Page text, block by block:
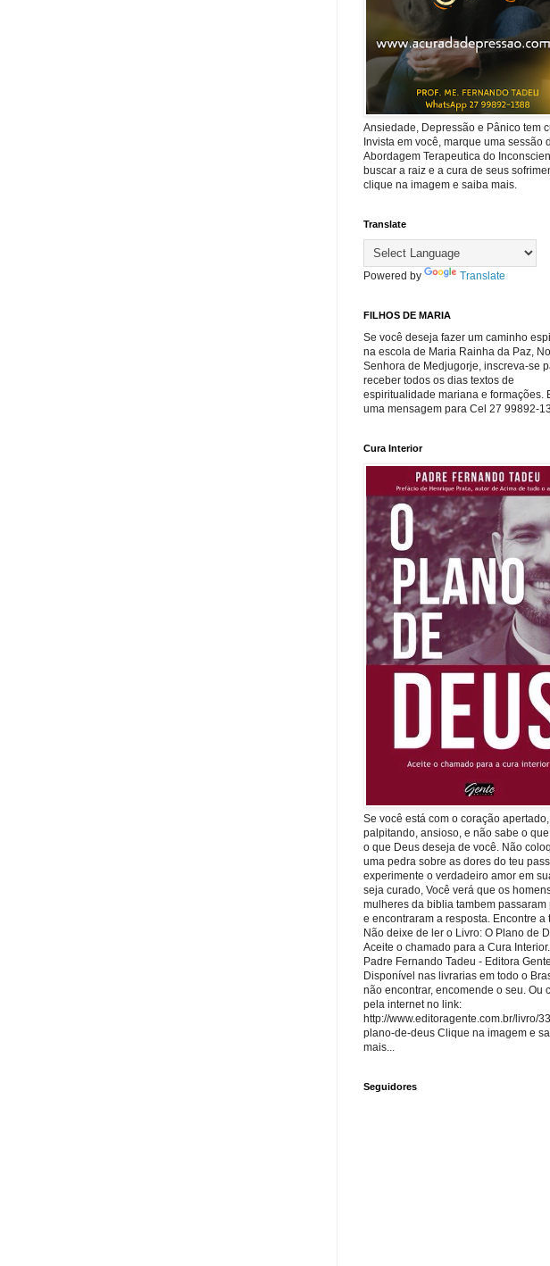
Ansiedade, Depressão e Pânico tem
Invista em você, marque uma sessão
Abordagem Terapeutica do
buscar a raiz e a cura de seus
clique na imagem e saiba mais.
Translate
Powered by Translate
FILHOS DE MARIA
Se você deseja fazer um caminho
na escola de Maria Rainha da Paz,
Senhora de Medjugorje, inscreva-se
receber todos os dias textos de
espiritualidade mariana e formações.
uma mensagem para Cel 27 99892-
Cura Interior
Se você está com o coração apertado,
palpitando, ansioso, e não sabe o
o que Deus deseja de você. Não
uma pedra sobre as dores do teu
experimente o verdadeiro amor em
seja curado, Você verá que os
mulheres da biblia tambem passaram
e encontraram a resposta. Encontre a
Não deixe de ler o Livro: O Plano de
Aceite o chamado para a Cura
Padre Fernando Tadeu - Editora
Disponível nas livrarias em todo o
não encontrar, encomende o seu. Ou
pela internet no link:
http://www.editoragente.com.br/livro/
plano-de-deus Clique na imagem e
mais...
Seguidores